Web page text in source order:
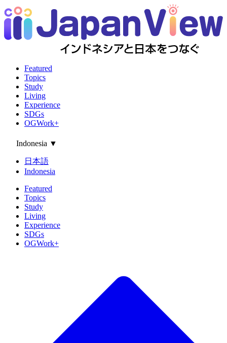
Featured
Topics
Study
Living
Experience
SDGs
OGWork+
Indonesia ▼
日本語
Indonesia
Featured
Topics
Study
Living
Experience
SDGs
OGWork+